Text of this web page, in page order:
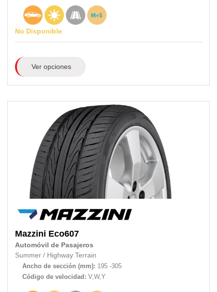
No Disponible
Ver opciones
Mazzini Eco607
Automóvil de Pasajeros
Summer / Highway Terrain
Ancho de sección (mm): 195 -305
Código de velocidad: V,W,Y